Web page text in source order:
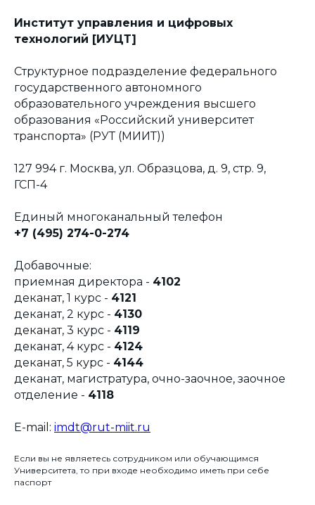
Институт управления и цифровых
технологий [ИУЦТ]
Структурное подразделение федерального
государственного автономного
образовательного учреждения высшего
образования «Российский университет
транспорта» (РУТ (МИИТ))
127 994 г. Москва, ул. Образцова, д. 9, стр. 9,
ГСП-4
Единый многоканальный телефон
+7 (495) 274-0-274
Добавочные:
приемная директора - 4102
деканат, 1 курс - 4121
деканат, 2 курс - 4130
деканат, 3 курс - 4119
деканат, 4 курс - 4124
деканат, 5 курс - 4144
деканат, магистратура, очно-заочное, заочное
отделение - 4118
E-mail: imdt@rut-miit.ru
Если вы не являетесь сотрудником или обучающимся
Университета, то при входе необходимо иметь при себе
паспорт